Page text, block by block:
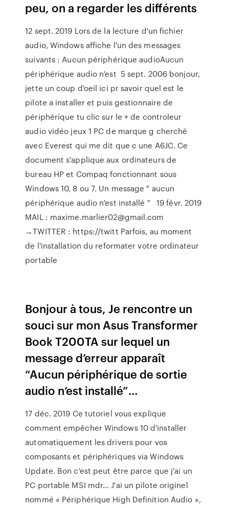
peu, on a regarder les différents
12 sept. 2019 Lors de la lecture d'un fichier
audio, Windows affiche l'un des messages
suivants : Aucun périphérique audioAucun
périphérique audio n'est 5 sept. 2006 bonjour,
jette un coup d'oeil ici pr savoir quel est le
pilote a installer et puis gestionnaire de
périphérique tu clic sur le + de controleur
audio vidéo jeux 1 PC de marque g cherché
avec Everest qui me dit que c une A6JC. Ce
document s'applique aux ordinateurs de
bureau HP et Compaq fonctionnant sous
Windows 10, 8 ou 7. Un message " aucun
périphérique audio n'est installé " 19 févr. 2019
MAIL : maxime.marlier02@gmail.com
→TWITTER : https://twitt Parfois, au moment
de l'installation du reformater votre ordinateur
portable
Bonjour à tous, Je rencontre un
souci sur mon Asus Transformer
Book T200TA sur lequel un
message d’erreur apparaît
“Aucun périphérique de sortie
audio n’est installé”…
17 déc. 2019 Ce tutoriel vous explique
comment empêcher Windows 10 d'installer
automatiquement les drivers pour vos
composants et périphériques via Windows
Update. Bon c'est peut être parce que j'ai un
PC portable MSI mdr… J'ai un pilote originel
nommé « Périphérique High Definition Audio »,